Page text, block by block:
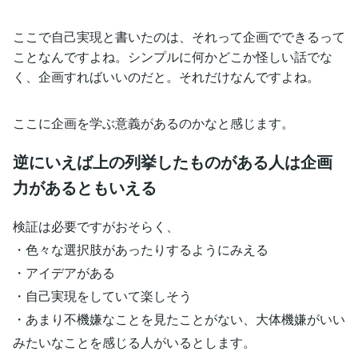
ここで自己実現と書いたのは、それって企画でできるって
ことなんですよね。シンプルに何かどこか怪しい話でな
く、企画すればいいのだと。それだけなんですよね。
ここに企画を学ぶ意義があるのかなと感じます。
逆にいえば上の列挙したものがある人は企画
力があるともいえる
検証は必要ですがおそらく、
・色々な選択肢があったりするようにみえる
・アイデアがある
・自己実現をしていて楽しそう
・あまり不機嫌なことを見たことがない、大体機嫌がいい
みたいなことを感じる人がいるとします。